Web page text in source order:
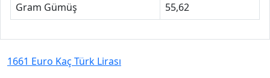
Gram Gümüş
55,62
1661 Euro Kaç Türk Lirası